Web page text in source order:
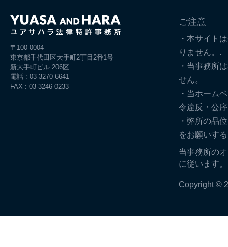
〒100-0004
東京都千代田区大手町2丁目2番1号
新大手町ビル 206区
電話 : 03-3270-6641
FAX : 03-3246-0233
ご注意
・本サイト
りません。.
・当事務所
せん。
・当ホーム
令違反・公
・弊所の品
をお願いす
当事務所の
に従います。
Copyright ©